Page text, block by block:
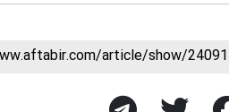
article/show/